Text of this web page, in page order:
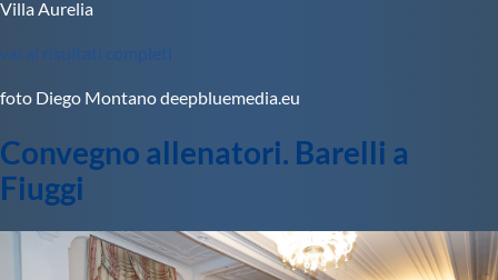
Villa Aurelia
vai ai risultati completi
foto Diego Montano deepbluemedia.eu
Convegno allenatori. Barelli a
Fiuggi